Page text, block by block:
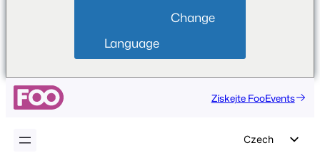
Language
Přeskočit
Získejte FooEvents
Czech